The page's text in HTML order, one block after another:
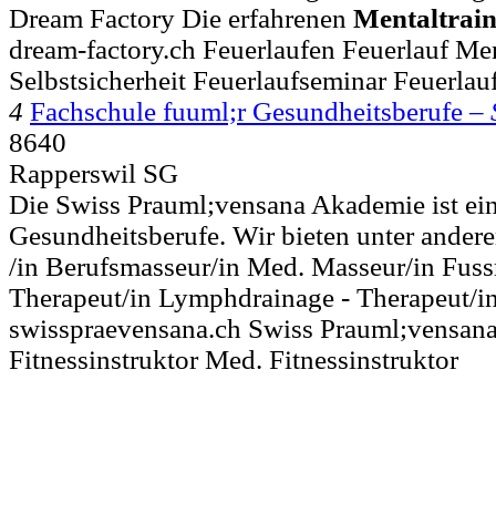
Dream Factory Die erfahrenen
dream-factory.ch Feuerlaufen Feuerlauf
Selbstsicherheit Feuerlaufseminar
4 Fachschule fuuml;r Gesundheitsberufe –
8640
Rapperswil SG
Die Swiss Prauml;vensana Akademie ist
Gesundheitsberufe. Wir bieten unter
/in Berufsmasseur/in Med. Masseur/in
Therapeut/in Lymphdrainage - Therapeut/
swisspraevensana.ch Swiss
Fitnessinstruktor Med. Fitnessinstruktor